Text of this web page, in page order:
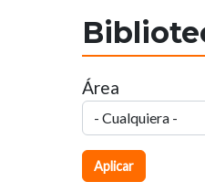
Área
Aplicar